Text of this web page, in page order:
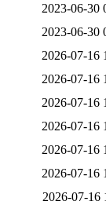
2023-06-30
2023-06-30
2026-07-16
2026-07-16
2026-07-16
2026-07-16
2026-07-16
2026-07-16
2026-07-16